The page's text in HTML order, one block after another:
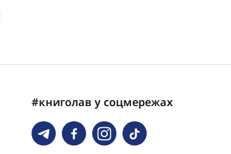
#книголав у соцмережах